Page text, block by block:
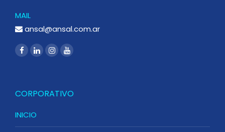
MAIL
ansal@ansal.com.ar
CORPORATIVO
INICIO